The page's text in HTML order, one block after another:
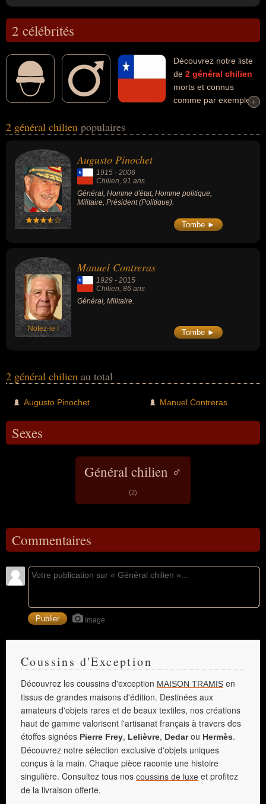
2 célébrités
Découvrez notre liste
de 2 général chilien
morts et connus
comme par exemple :
masculin) peuvent avoir des liens variés dans les domaines de la
d'état, homme politique, militaire ou président.
+
+
2 général chilien populaires
Augusto Pinochet
1915 - 2006
Chilien, 91 ans
Général, Homme d'état, Homme politique,
Militaire, Président (Politique).
Tombe ►
Notez-le !
Manuel Contreras
1929 - 2015
Chilien , 86 ans
Général, Militaire.
Tombe ►
2 général chilien au total
Augusto Pinochet Manuel Contreras
Sexes
Général chilien ♂
(2)
Commentaires
Image
Coussins d'Exception
Découvrez les coussins d'exception MAISON TRAMIS en
tissus de grandes maisons d'édition. Destinées aux
amateurs d'objets rares et de beaux textiles, nos créations
haut de gamme valorisent l'artisanat français à travers des
étoffes signées Pierre Frey, Lelièvre, Dedarou Hermès.
Découvrez notre sélection exclusive d'objets uniques
conçus à la main. Chaque pièce raconte une histoire
singulière. Consultez tous nos coussins de luxe et profitez
de la livraison offerte.